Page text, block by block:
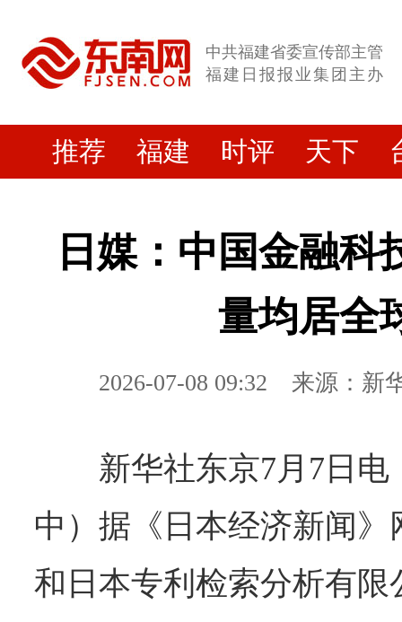
中共福建省委宣传部主管
福建日报报业集团主办
推荐 福建 时评 天下
日媒：中国金融科
量均居全
2026-07-08 09:32 来源：新
新华社东京7月7日
中）据《日本经济新闻
和日本专利检索分析有